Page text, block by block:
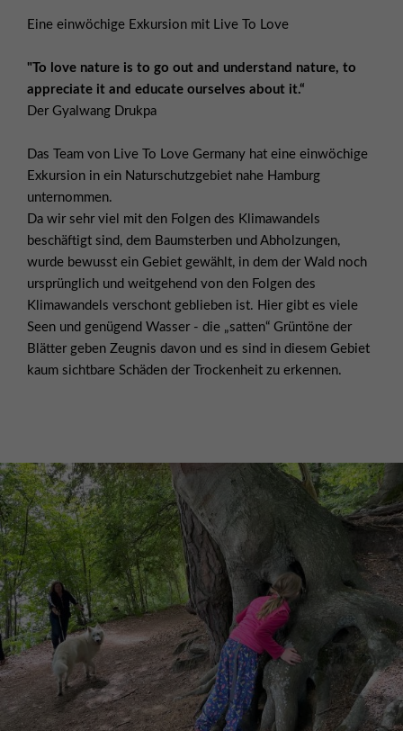
Eine einwöchige Exkursion mit Live To Love
"To love nature is to go out and understand nature, to
appreciate it and educate ourselves about it.“
Der Gyalwang Drukpa
Das Team von Live To Love Germany hat eine einwöchige
Exkursion in ein Naturschutzgebiet nahe Hamburg
unternommen.
Da wir sehr viel mit den Folgen des Klimawandels
beschäftigt sind, dem Baumsterben und Abholzungen,
wurde bewusst ein Gebiet gewählt, in dem der Wald noch
ursprünglich und weitgehend von den Folgen des
Klimawandels verschont geblieben ist. Hier gibt es viele
Seen und genügend Wasser - die „satten“ Grüntöne der
Blätter geben Zeugnis davon und es sind in diesem Gebiet
kaum sichtbare Schäden der Trockenheit zu erkennen.